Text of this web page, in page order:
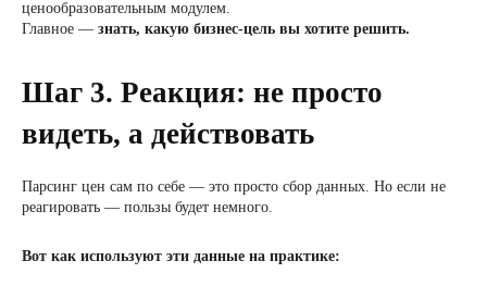
ценообразовательным модулем.
Главное — знать, какую бизнес-цель вы хотите решить.
Шаг 3. Реакция: не просто
видеть, а действовать
Парсинг цен сам по себе — это просто сбор данных. Но если не
реагировать — пользы будет немного.
Вот как используют эти данные на практике: